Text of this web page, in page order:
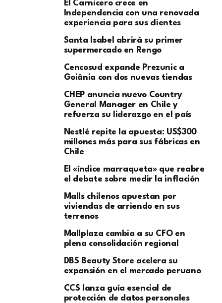
El Carnicero crece en
Independencia con una renovada
experiencia para sus clientes
Santa Isabel abrirá su primer
supermercado en Rengo
Cencosud expande Prezunic a
Goiânia con dos nuevas tiendas
CHEP anuncia nuevo Country
General Manager en Chile y
refuerza su liderazgo en el país
Nestlé repite la apuesta: US$300
millones más para sus fábricas en
Chile
El «índice marraqueta» que reabre
el debate sobre medir la inflación
Malls chilenos apuestan por
viviendas de arriendo en sus
terrenos
Mallplaza cambia a su CFO en
plena consolidación regional
DBS Beauty Store acelera su
expansión en el mercado peruano
CCS lanza guía esencial de
protección de datos personales